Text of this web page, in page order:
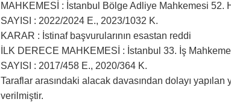
MAHKEMESİ : İstanbul Bölge Adliye Mahkemesi 52.
SAYISI : 2022/2024 E., 2023/1032 K.
KARAR : İstinaf başvurularının esastan reddi
İLK DERECE MAHKEMESİ : İstanbul 33. İş
SAYISI : 2017/458 E., 2020/364 K.
Taraflar arasındaki alacak davasından dolayı
verilmiştir.